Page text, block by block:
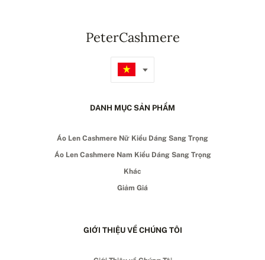
PeterCashmere
DANH MỤC SẢN PHẨM
Áo Len Cashmere Nữ Kiểu Dáng Sang Trọng
Áo Len Cashmere Nam Kiểu Dáng Sang Trọng
Khác
Giảm Giá
GIỚI THIỆU VỀ CHÚNG TÔI